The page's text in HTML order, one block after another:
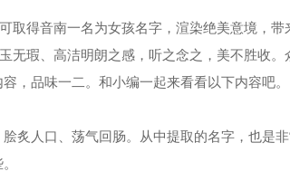
得音南一名为女孩名字，渲染绝美意境，带
无瑕、高洁明朗之感，听之念之，美不胜收
，品味一二。和小编一起来看看以下内容吧。
人口、荡气回肠。从中提取的名字，也是